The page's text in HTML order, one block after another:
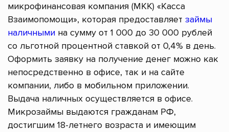
микрофинансовая компания (МКК) «Касса
Взаимопомощи», которая предоставляет займы
наличными на сумму от 1 000 до 30 000 рублей
со льготной процентной ставкой от 0,4% в день.
Оформить заявку на получение денег можно как
непосредственно в офисе, так и на сайте
компании, либо в мобильном приложении.
Выдача наличных осуществляется в офисе.
Микрозаймы выдаются гражданам РФ,
достигшим 18-летнего возраста и имеющим